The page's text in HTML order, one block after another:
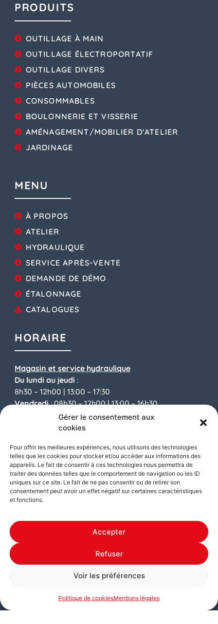
Gérer le consentement aux
cookies
Pour offrir les meilleures expériences, nous utilisons des technologies
telles que les cookies pour stocker et/ou accéder aux informations des
appareils. Le fait de consentir à ces technologies nous permettra de
traiter des données telles que le comportement de navigation ou les ID
uniques sur ce site. Le fait de ne pas consentir ou de retirer son
consentement peut avoir un effet négatif sur certaines caractéristiques
et fonctions.
Accepter
Refuser
Voir les préférences
Politique de cookiesMentions légales
PRODUITS
OUTILLAGE À MAIN
OUTILLAGE ÉLECTROPORTATIF
OUTILLAGE DIVERS
PIÈCES AUTOMOBILES
CONSOMMABLES
BOULONNERIE ET VISSERIE
AMÉNAGEMENT/MOBILIER D'ATELIER
JARDINAGE
MENU
À PROPOS
ATELIER
HYDRAULIQUE
SERVICE APRÈS-VENTE
DEMANDE DE DÉMO
ÉTALONNAGE
CATALOGUES
HORAIRE
Magasin et service hydraulique
Du lundi au jeudi :
8h30 – 12h00 | 13:00 – 17:30
Vendredi: 08h30 – 12h00 |13:00 – 16h30
: 08h30 – 12h00
Atelier
Du lundi au jeudi:
8h30 – 12h00 |13:00 – 17:30
Vendredi: 08h30 – 12h00 |13:00 – 16h30
Samedi: FERMÉ
Contactez-nous
Mentions légales